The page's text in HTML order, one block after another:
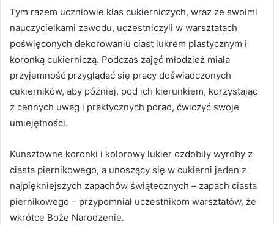
Tym razem uczniowie klas cukierniczych, wraz ze swoimi
nauczycielkami zawodu, uczestniczyli w warsztatach
poświęconych dekorowaniu ciast lukrem plastycznym i
koronką cukierniczą. Podczas zajęć młodzież miała
przyjemność przyglądać się pracy doświadczonych
cukierników, aby później, pod ich kierunkiem, korzystając
z cennych uwag i praktycznych porad, ćwiczyć swoje
umiejętności.
Kunsztowne koronki i kolorowy lukier ozdobiły wyroby z
ciasta piernikowego, a unoszący się w cukierni jeden z
najpiękniejszych zapachów świątecznych – zapach ciasta
piernikowego – przypomniał uczestnikom warsztatów, że
wkrótce Boże Narodzenie.